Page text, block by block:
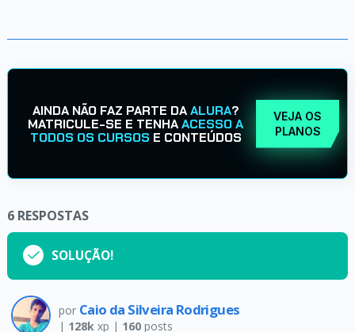
AINDA NÃO FAZ PARTE DAALURA?
MATRICULE-SE E TENHAACESSO A
TODOS OS CURSOS E CONTEÚDOS
VEJA OS
PLANOS
6 RESPOSTAS
SOLUÇÃO!
por Caio da Silveira Rodrigues
| 128kxp | 160posts